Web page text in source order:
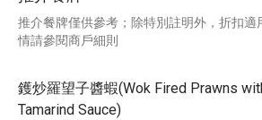
推介餐牌僅供參考；除特別註明外，折扣適
情請參閱商戶細則
鑊炒羅望子醬蝦(Wok Fired Prawns
Tamarind Sauce)